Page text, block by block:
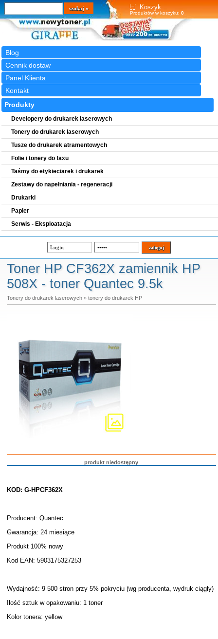
Koszyk
Produktów w koszyku: 0
Blog
Cennik dostaw
Panel Klienta
Kontakt
Wyszukiwarka
szukaj
Produkty
Developery do drukarek laserowych
Tonery do drukarek laserowych
Tusze do drukarek atramentowych
Folie i tonery do faxu
Taśmy do etykieciarek i drukarek
Zestawy do napełniania - regeneracji
Drukarki
Papier
Serwis - Eksploatacja
Toner HP CF362X zamiennik HP
508X - toner Quantec 9.5k
Tonery do drukarek laserowych» tonery do drukarek HP
produkt niedostępny
KOD: G-HPCF362X
Producent: Quantec
Gwarancja: 24 miesiące
Produkt 100% nowy
Kod EAN: 5903175327253
Wydajność: 9 500 stron przy 5% pokryciu (wg producenta, wydruk ciągły)
Ilość sztuk w opakowaniu: 1 toner
Kolor tonera: yellow